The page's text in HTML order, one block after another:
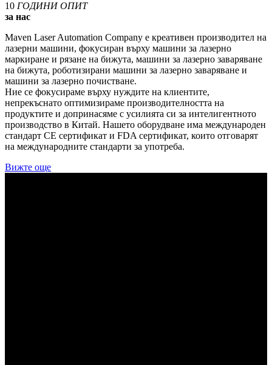
10 ГОДИНИ ОПИТ
за нас
Maven Laser Automation Company е креативен производител на
лазерни машини, фокусиран върху машини за лазерно
маркиране и рязане на бижута, машини за лазерно заваряване
на бижута, роботизирани машини за лазерно заваряване и
машини за лазерно почистване.
Ние се фокусираме върху нуждите на клиентите,
непрекъснато оптимизираме производителността на
продуктите и допринасяме с усилията си за интелигентното
производство в Китай. Нашето оборудване има международен
стандарт CE сертификат и FDA сертификат, които отговарят
на международните стандарти за употреба.
Вижте още